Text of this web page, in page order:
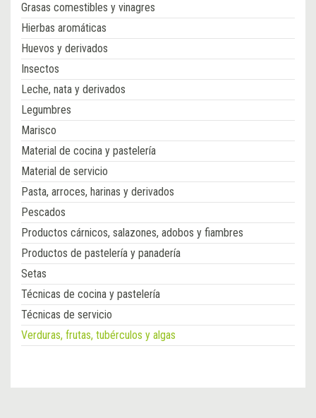
Grasas comestibles y vinagres
Hierbas aromáticas
Huevos y derivados
Insectos
Leche, nata y derivados
Legumbres
Marisco
Material de cocina y pastelería
Material de servicio
Pasta, arroces, harinas y derivados
Pescados
Productos cárnicos, salazones, adobos y fiambres
Productos de pastelería y panadería
Setas
Técnicas de cocina y pastelería
Técnicas de servicio
Verduras, frutas, tubérculos y algas